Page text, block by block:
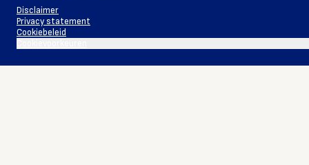
Disclaimer
Privacy statement
Cookiebeleid